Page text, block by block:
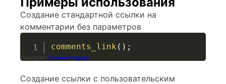
Создание стандартной ссылки на
комментарии без параметров
comments_link ( ) ;
Выводит: Комментарии
Создание ссылки с пользовательским